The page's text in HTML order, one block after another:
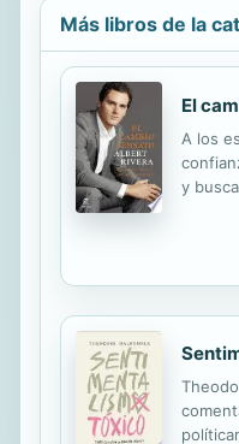
Más libros de la
El
A los
y
Por
hacer
va a
van a
platos